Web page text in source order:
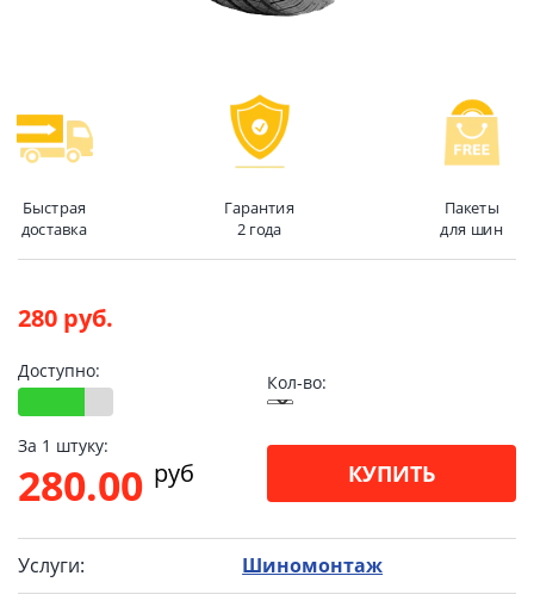
Быстрая
доставка
Гарантия
2 года
Пакеты
для шин
280 руб.
Доступно:
Кол-во:
За 1 штуку:
280.00 pуб КУПИТЬ
Услуги: Шиномонтаж